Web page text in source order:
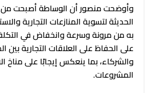
وأوضحت منصور أن الوساطة أصبحت من
الحديثة لتسوية المنازعات التجارية
به من مرونة وسرعة وانخفاض في
على الحفاظ على العلاقات التجارية بين
والشركاء، بما ينعكس إيجابًا على مناخ
المشروعات.